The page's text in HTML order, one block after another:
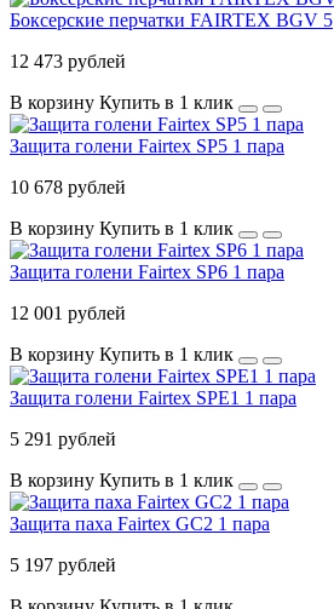
Боксерские перчатки FAIRTEX BGV 5
12 473 рублей
В корзину Купить в 1 клик
Защита голени Fairtex SP5 1 пара
10 678 рублей
В корзину Купить в 1 клик
Защита голени Fairtex SP6 1 пара
12 001 рублей
В корзину Купить в 1 клик
Защита голени Fairtex SPE1 1 пара
5 291 рублей
В корзину Купить в 1 клик
Защита паха Fairtex GC2 1 пара
5 197 рублей